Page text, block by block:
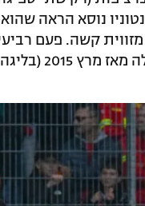
נוסא הראה
שהכריע מזווית קשה. פעם
השנייה).